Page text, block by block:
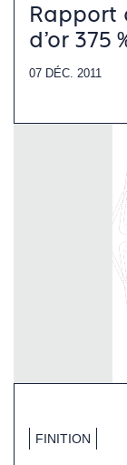
Rapport
d’or 375
07 DÉC. 2011
FINITION